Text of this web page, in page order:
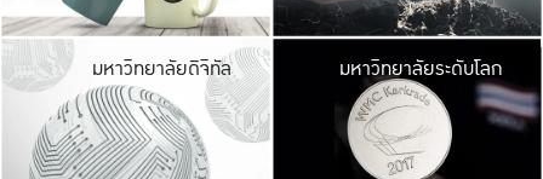
มหาวิทยาลัยดิจิทัล มหาวิ
เปลี่ยนแปลง แล
เพื่อทำง
ระบบสารสนเทศ
มหาวิทยาลัยระดับโลก